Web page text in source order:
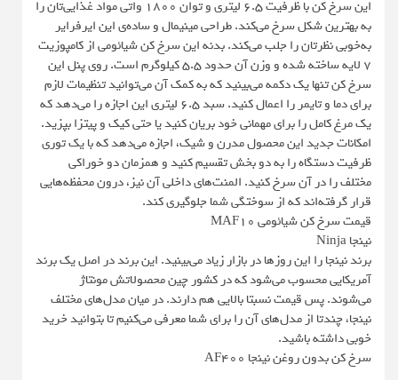
این سرخ کن با ظرفیت ۶.۵ لیتری و توان ۱۸۰۰ واتی مواد غذایی‌تان را
به بهترین شکل سرخ می‌کند. طراحی مینیمال و ساده‌ی این ایرفرایر
به‌خوبی نظرتان را جلب می‌کند. بدنه این سرخ کن شیائومی از کامپوزیت
۷ لایه ساخته شده و وزن آن حدود ۵.۵ کیلوگرم است. روی پنل این
سرخ کن تنها یک دکمه می‌بینید که به کمک آن می‌توانید تنظیمات لازم
برای دما و تایمر را اعمال کنید. سبد ۶.۵ لیتری این اجازه را می‌دهد که
یک مرغ کامل را برای مهمانی خود بریان کنید یا حتی کیک و پیتزا بپزید.
امکانات جدید این محصول مدرن و شیک، اجازه می‌دهد که با یک توری
ظرفیت دستگاه را به دو بخش تقسیم کنید و همزمان دو خوراکی
مختلف را در آن سرخ کنید. المنت‌های داخلی آن نیز، درون محفظه‌هایی
قرار گرفته‌اند که از سوختگی شما جلوگیری کند.
قیمت سرخ کن شیائومی MAF10
نینجا Ninja
برند نینجا را این روزها در بازار زیاد می‌بینید. این برند در اصل یک برند
آمریکایی محسوب می‌شود که در کشور چین محصولاتش مونتاژ
می‌شوند. پس قیمت نسبتا بالایی هم دارند. در میان مدل‌های مختلف
نینجا، چندتا از مدل‌های آن را برای شما معرفی می‌کنیم تا بتوانید خرید
خوبی داشته باشید.
سرخ کن بدون روغن نینجا AF400